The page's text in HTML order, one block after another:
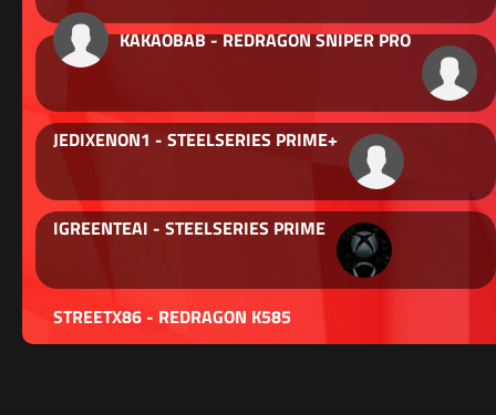
KAKAOBAB - REDRAGON SNIPER PRO
JEDIXENON1 - STEELSERIES PRIME+
IGREENTEAI - STEELSERIES PRIME
STREETX86 - REDRAGON K585